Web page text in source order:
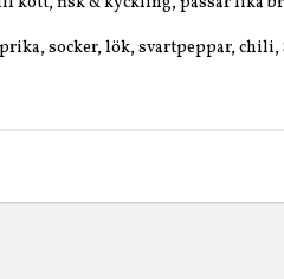
socker, lök, svartpeppar,